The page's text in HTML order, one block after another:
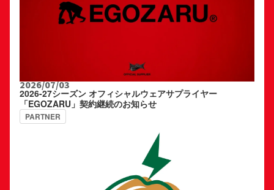
2026/07/03
2026-27シーズン オフィシャルウェアサプライヤー
「EGOZARU」契約継続のお知らせ
PARTNER